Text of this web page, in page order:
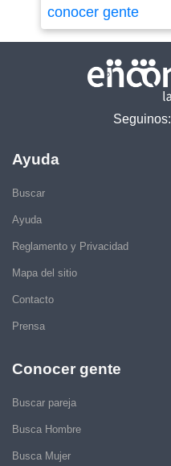
conocer gente
Seguinos:
Ayuda
Buscar
Ayuda
Reglamento y Privacidad
Mapa del sitio
Contacto
Prensa
Conocer gente
Buscar pareja
Busca Hombre
Busca Mujer